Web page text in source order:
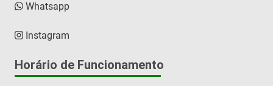
Whatsapp
Instagram
Horário de Funcionamento